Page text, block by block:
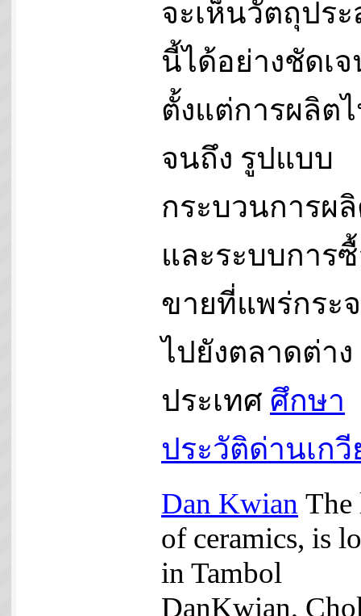
จะเห็นวัตถุปร
นี้ได้อย่างชัดเ
ตั้งแต่การผลิต
จนถึง รูปแบบ
กระบวนการผ
และระบบการ
ขายที่แพร่กระ
ไปยังตลาดต่าง
ประเทศ ศึกษา
ประวัติด่านเก
Dan Kwian The
of ceramics, is
in Tambol
DanKwian,